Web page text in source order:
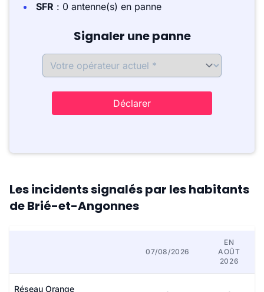
SFR : 0 antenne(s) en panne
Signaler une panne
Déclarer
Les incidents signalés par les habitants
de Brié-et-Angonnes
07/08/2026
EN
AOÛT
2026
Réseau Orange